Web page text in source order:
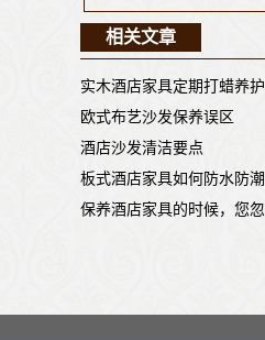
相关文章
实木酒店家具定期打蜡养
欧式布艺沙发保养误区
酒店沙发清洁要点
板式酒店家具如何防水防
保养酒店家具的时候，您